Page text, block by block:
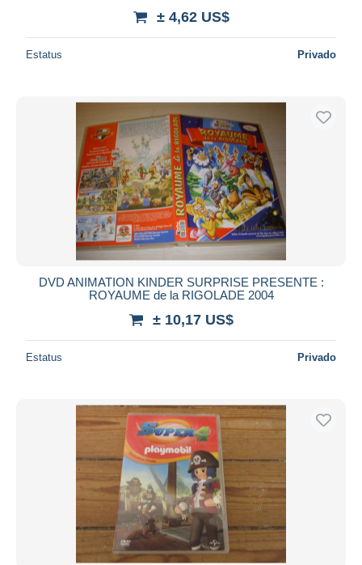
± 4,62 US$
Estatus Privado
DVD ANIMATION KINDER SURPRISE PRESENTE :
ROYAUME de la RIGOLADE 2004
± 10,17 US$
Estatus Privado